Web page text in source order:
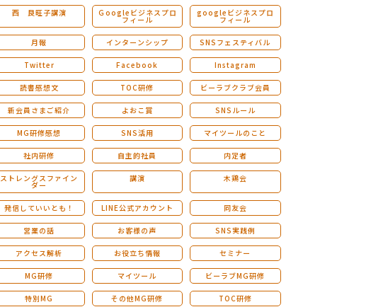
西 良旺子講演 Ｇoogleビジネスプロ
フィール
googleビジネスプロ
フィール
月報 インターンシップ SNSフェスティバル
Twitter Facebook Instagram
読書感想文 TOC研修 ビーラブクラブ会員
新会員さまご紹介 よおこ賞 SNSルール
MG研修感想 SNS活用 マイツールのこと
社内研修 自主的社員 内定者
ストレングスファイン
ダー
講演 木鶏会
発信していいとも！ LINE公式アカウント 同友会
営業の話 お客様の声 SNS実践例
アクセス解析 お役立ち情報 セミナー
MG研修 マイツール ビーラブMG研修
特別MG その他MG研修 TOC研修